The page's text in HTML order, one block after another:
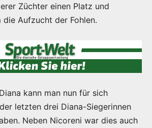
Züchter einen Platz und
Aufzucht der Fohlen.
kann man nun für sich
letzten drei Diana-Siegerinnen
Neben Nicoreni war dies auch